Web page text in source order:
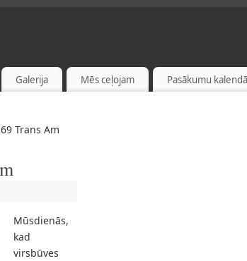
Galerija Mēs ceļojam Pasākumu
Trans Am
Mūsdienās,
kad
virsbūves